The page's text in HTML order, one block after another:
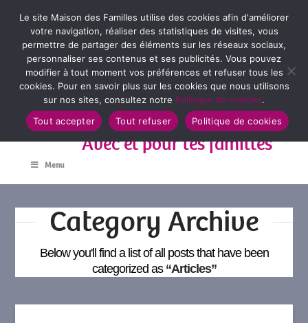
Avec et pour les familles
Menu
Category Archive
Below you'll find a list of all posts that have been
categorized as “Articles”
Le site Maison des Familles utilise des cookies afin d'améliorer
votre navigation, réaliser des statistiques de visites, vous
permettre de partager des éléments sur les réseaux sociaux,
personnaliser ses contenus et ses publicités. Vous pouvez
modifier à tout moment vos préférences et refuser tous les
cookies. Pour en savoir plus sur les cookies que nous utilisons
sur nos sites, consultez notre Politique de cookies.
Tout accepter
Tout refuser Politique de cookies